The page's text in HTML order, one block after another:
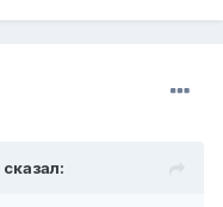
сказал: